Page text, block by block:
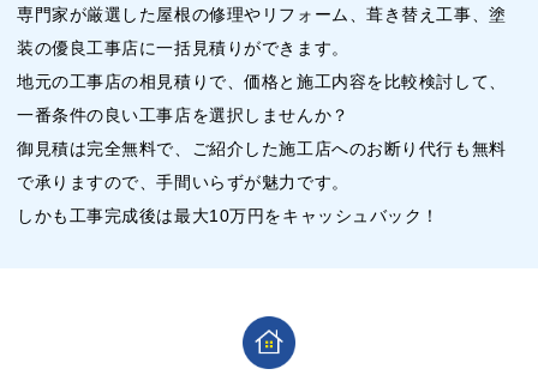
専門家が厳選した屋根の修理やリフォーム、葺き替え工事、塗
装の優良工事店に一括見積りができます。
地元の工事店の相見積りで、価格と施工内容を比較検討して、
一番条件の良い工事店を選択しませんか？
御見積は完全無料で、ご紹介した施工店へのお断り代行も無料
で承りますので、手間いらずが魅力です。
しかも工事完成後は最大10万円をキャッシュバック！